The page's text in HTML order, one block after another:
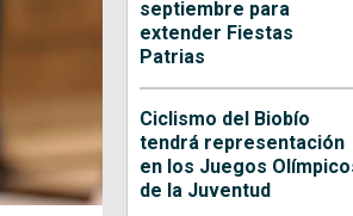
septiembre para
extender Fiestas
Patrias
Ciclismo del Biobío
tendrá representación
en los Juegos
de la Juventud